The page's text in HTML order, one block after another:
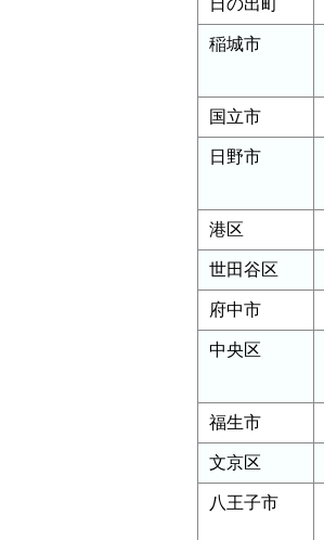
日の出町
稲城市
国立市
日野市
港区
世田谷区
府中市
中央区
福生市
文京区
八王子市